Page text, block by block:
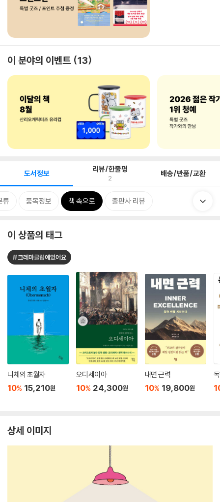
이 분야의 이벤트 13
도서정보 리뷰/한줄평
2 배송/반품/교환
류 품목정보 책 속으로 출판사 리뷰
이 상품의 태그
#크레마클럽에있어요
니체의 초월자
10% 15,210원
오디세이아
10% 24,300원
내면 근력
10% 19,800원
상세 이미지